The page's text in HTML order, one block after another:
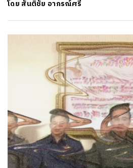
โดย สันติชัย อาภรณ์ศรี